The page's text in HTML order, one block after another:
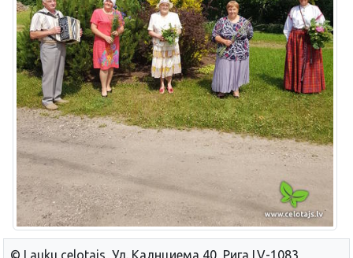
© Lauku сelotajs, Ул. Калнциема 40, Рига LV-1083,